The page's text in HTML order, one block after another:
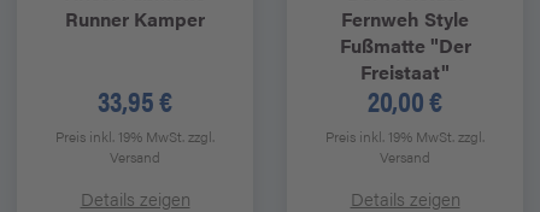
Runner Kamper
33,95 €
Preis inkl. 19% MwSt.zzgl.
Versand
Details zeigen
Fernweh Style
Fußmatte "Der
Freistaat"
20,00 €
Preis inkl. 19% MwSt.zzgl.
Versand
Details zeigen